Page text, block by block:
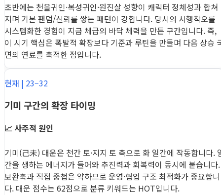
초반에는 천을귀인·복성귀인·원진살 성향이 캐릭터 정체성과 합쳐
지며 기본 팬덤/신뢰를 쌓는 패턴이 강합니다. 당시의 시행착오를
시스템화한 경험이 지금 체급의 바닥 체력을 만든 구간입니다. 즉,
이 시기 핵심은 폭발적 확장보다 기준과 루틴을 만들며 다음 상승
면의 연료를 축적한 점입니다.
현재 | 23–32
기미 구간의 확장 타이밍
📈 사주적 원인
기미(己未) 대운은 천간 토·지지 토 축으로 화 일간에 작동합니다.
간을 생하는 에너지가 들어와 추진력과 회복력이 동시에 붙습니다.
보완축과 직접 중첩은 약하므로 운영·협업 구조 최적화가 중요합니
다. 대운 점수는 62점으로 분류 키워드는 HOT입니다.